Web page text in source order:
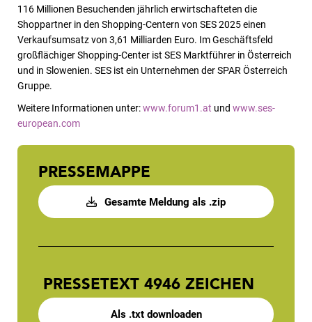
116 Millionen Besuchenden jährlich erwirtschafteten die
Shoppartner in den Shopping-Centern von SES 2025 einen
Verkaufsumsatz von 3,61 Milliarden Euro. Im Geschäftsfeld
großflächiger Shopping-Center ist SES Marktführer in Österreich
und in Slowenien. SES ist ein Unternehmen der SPAR Österreich
Gruppe.
Weitere Informationen unter:www.forum1.at und www.ses-
european.com
PRESSEMAPPE
Gesamte Meldung als .zip
PRESSETEXT 4946 ZEICHEN
Als .txt downloaden